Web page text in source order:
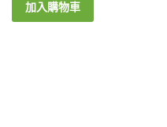
加入購物車